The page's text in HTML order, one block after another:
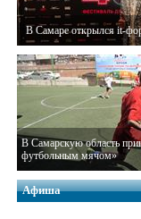
В Самаре открылся it-
В Самарскую область
футбольным мячом»
Афиша